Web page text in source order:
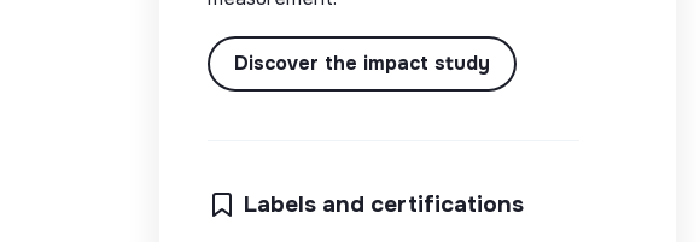
Discover the impact study
Labels and certifications